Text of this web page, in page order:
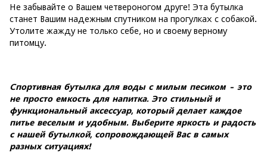
Не забывайте о Вашем четвероногом друге! Эта бутылка
станет Вашим надежным спутником на прогулках с собакой.
Утолите жажду не только себе, но и своему верному
питомцу.
Спортивная бутылка для воды с милым песиком - это
не просто емкость для напитка. Это стильный и
функциональный аксессуар, который делает каждое
питье веселым и удобным. Выберите яркость и радость
с нашей бутылкой, сопровождающей Вас в самых
разных ситуациях!